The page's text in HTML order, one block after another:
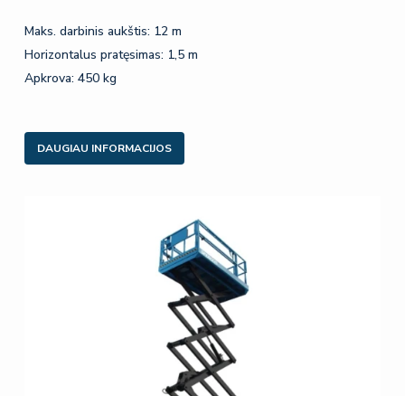
Maks. darbinis aukštis: 12 m
Horizontalus pratęsimas: 1,5 m
Apkrova: 450 kg
DAUGIAU INFORMACIJOS